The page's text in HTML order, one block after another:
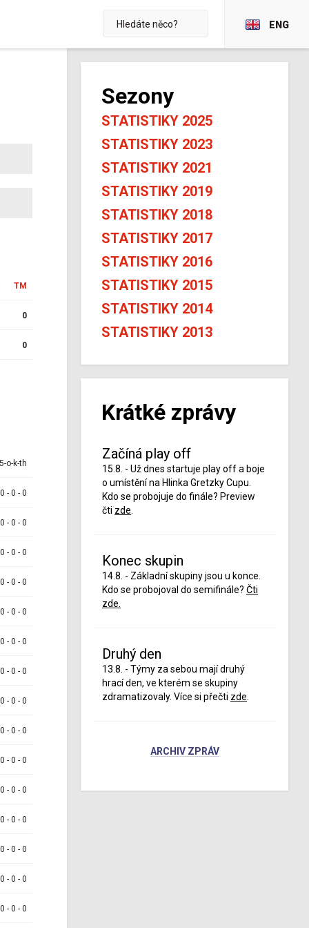
ENG
TM
0
0
o-k-th
- 0 - 0
- 0 - 0
- 0 - 0
- 0 - 0
- 0 - 0
- 0 - 0
- 0 - 0
- 0 - 0
- 0 - 0
- 0 - 0
- 0 - 0
- 0 - 0
- 0 - 0
- 0 - 0
- 0 - 0
Sezony
STATISTIKY 2025
STATISTIKY 2023
STATISTIKY 2021
STATISTIKY 2019
STATISTIKY 2018
STATISTIKY 2017
STATISTIKY 2016
STATISTIKY 2015
STATISTIKY 2014
STATISTIKY 2013
Krátké zprávy
Začíná play off
15.8. - Už dnes startuje play off a boje
o umístění na Hlinka Gretzky Cupu.
Kdo se probojuje do finále? Preview
čti zde
Konec skupin
14.8. - Základní skupiny jsou u konce.
Kdo se probojoval do semifinále? Čti
zde.
Druhý den
13.8. - Týmy za sebou mají druhý
hrací den, ve kterém se skupiny
zdramatizovaly. Více si přečti zde
ARCHIV ZPRÁV